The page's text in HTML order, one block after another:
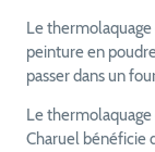
Le
peinture en
passer dans un
Le
Charuel bénéficie